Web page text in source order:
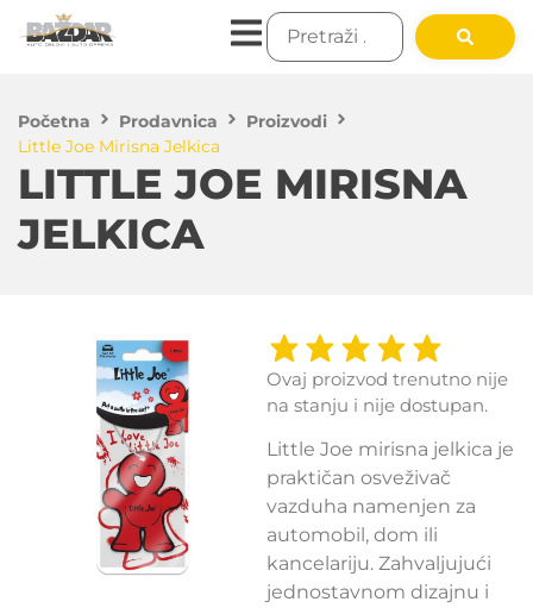
Početna Prodavnica
Proizvodi
Little Joe Mirisna Jelkica
LITTLE JOE MIRISNA
JELKICA
Ovaj proizvod trenutno nije
na stanju i nije dostupan.
Little Joe mirisna jelkica je
praktičan osveživač
vazduha namenjen za
automobil, dom ili
kancelariju. Zahvaljujući
jednostavnom dizajnu i